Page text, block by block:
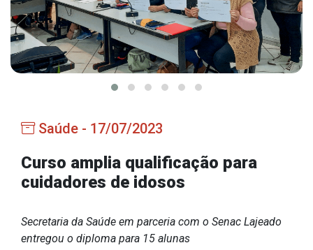
Secretarias
Administração
Agricultura e Meio Ambiente
Assistência Social
Obras
Saúde
Serviços
Saúde - 17/07/2023
Curso amplia qualificação para
cuidadores de idosos
Secretaria da Saúde em parceria com o Senac Lajeado
entregou o diploma para 15 alunas